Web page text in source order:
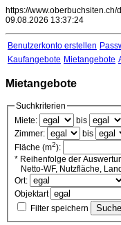
https://
09.08.2026 13:37:24
Benutzerkonto erstellen
Kaufangebote Mietangebote
Mietangebote
Suchkriterien
Miete:
bis
Zimmer:
bis
Fläche (m2):
* Reihenfolge der
Netto-WF, Nutzfläche,
Ort:
Objektart
Filter speichern